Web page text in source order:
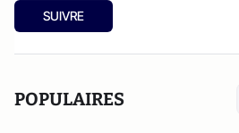
relations parents-enseignants à
2002, il a été chargé de mission sur
éducatif, la violence à l'école, la
SUIVRE
POPULAIRES